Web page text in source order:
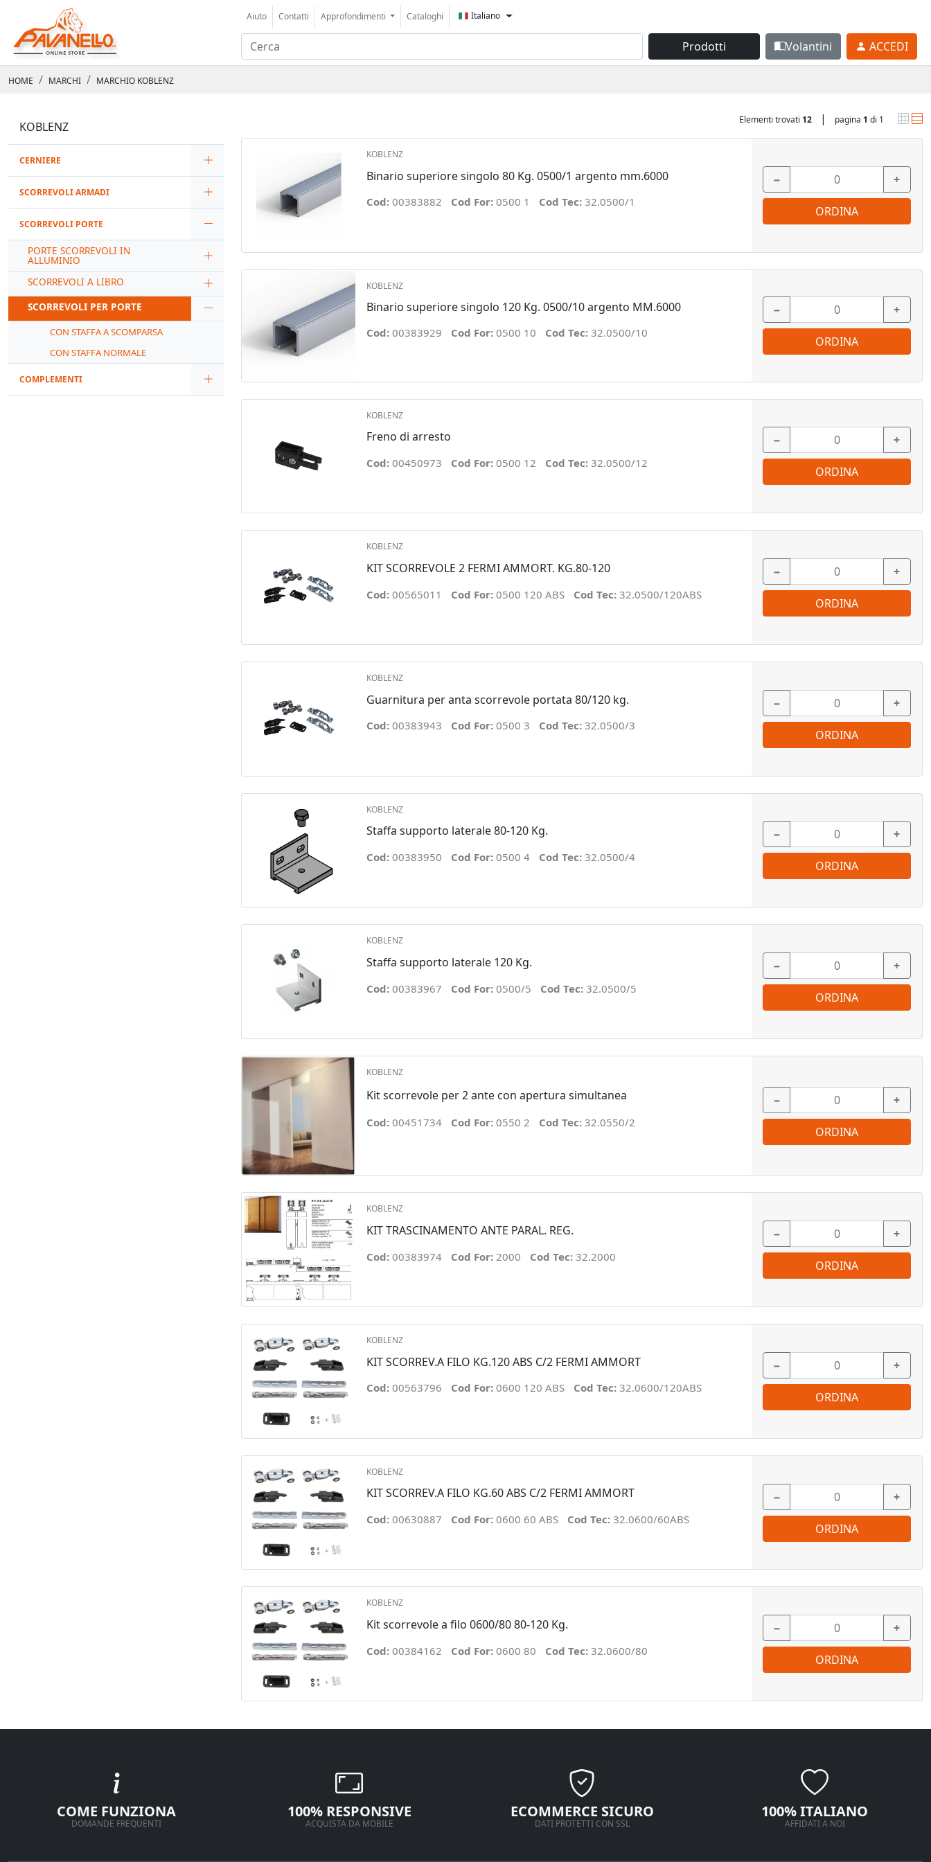
Aiuto Contatti Approfondimenti Cataloghi Italiano
Prodotti Volantini ACCEDI
HOME MARCHI MARCHIO KOBLENZ
KOBLENZ
CERNIERE
SCORREVOLI ARMADI
SCORREVOLI PORTE
PORTE SCORREVOLI IN
ALLUMINIO
SCORREVOLI A LIBRO
SCORREVOLI PER PORTE
CON STAFFA A SCOMPARSA
CON STAFFA NORMALE
COMPLEMENTI
Elementi trovati 12 | pagina 1 di 1
KOBLENZ
Binario superiore singolo 80 Kg. 0500/1 argento mm.6000
Cod: 00383882 Cod For: 0500 1 Cod Tec: 32.0500/1
− +
ORDINA
KOBLENZ
Binario superiore singolo 120 Kg. 0500/10 argento MM.6000
Cod: 00383929 Cod For: 0500 10 Cod Tec: 32.0500/10
− +
ORDINA
KOBLENZ
Freno di arresto
Cod: 00450973 Cod For: 0500 12 Cod Tec: 32.0500/12
− +
ORDINA
KOBLENZ
KIT SCORREVOLE 2 FERMI AMMORT. KG.80-120
Cod: 00565011 Cod For: 0500 120 ABS Cod Tec: 32.0500/120ABS
− +
ORDINA
KOBLENZ
Guarnitura per anta scorrevole portata 80/120 kg.
Cod: 00383943 Cod For: 0500 3 Cod Tec: 32.0500/3
− +
ORDINA
KOBLENZ
Staffa supporto laterale 80-120 Kg.
Cod: 00383950 Cod For: 0500 4 Cod Tec: 32.0500/4
− +
ORDINA
KOBLENZ
Staffa supporto laterale 120 Kg.
Cod: 00383967 Cod For: 0500/5 Cod Tec: 32.0500/5
− +
ORDINA
KOBLENZ
Kit scorrevole per 2 ante con apertura simultanea
Cod: 00451734 Cod For: 0550 2 Cod Tec: 32.0550/2
− +
ORDINA
KOBLENZ
KIT TRASCINAMENTO ANTE PARAL. REG.
Cod: 00383974 Cod For: 2000 Cod Tec: 32.2000
− +
ORDINA
KOBLENZ
KIT SCORREV.A FILO KG.120 ABS C/2 FERMI AMMORT
Cod: 00563796 Cod For: 0600 120 ABS Cod Tec: 32.0600/120ABS
− +
ORDINA
KOBLENZ
KIT SCORREV.A FILO KG.60 ABS C/2 FERMI AMMORT
Cod: 00630887 Cod For: 0600 60 ABS Cod Tec: 32.0600/60ABS
− +
ORDINA
KOBLENZ
Kit scorrevole a filo 0600/80 80-120 Kg.
Cod: 00384162 Cod For: 0600 80 Cod Tec: 32.0600/80
− +
ORDINA
COME FUNZIONA
DOMANDE FREQUENTI
100% RESPONSIVE
ACQUISTA DA MOBILE
ECOMMERCE SICURO
DATI PROTETTI CON SSL
100% ITALIANO
AFFIDATI A NOI